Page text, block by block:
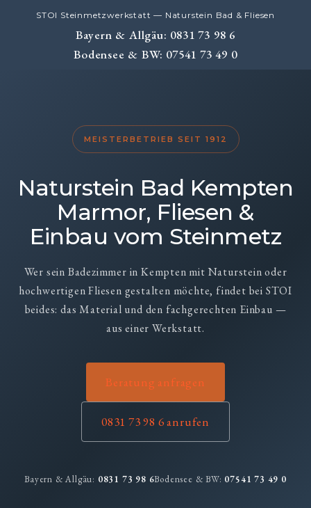
STOI Steinmetzwerkstatt — Naturstein Bad & Fliesen
Bayern & Allgäu: 0831 73 98 6
Bodensee & BW: 07541 73 49 0
MEISTERBETRIEB SEIT 1912
Naturstein Bad Kempten
Marmor, Fliesen &
Einbau vom Steinmetz
Wer sein Badezimmer in Kempten mit Naturstein oder
hochwertigen Fliesen gestalten möchte, findet bei STOI
beides: das Material und den fachgerechten Einbau —
aus einer Werkstatt.
Beratung anfragen
0831 73 98 6 anrufen
Bayern & Allgäu: 0831 73 98 6Bodensee & BW: 07541 73 49 0